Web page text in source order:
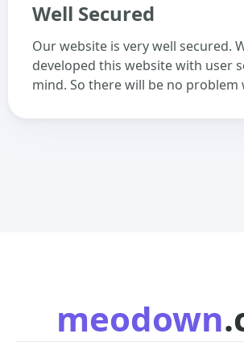
Well Secured
Our website is very well secured.
developed this website with user
mind. So there will be no
meodown